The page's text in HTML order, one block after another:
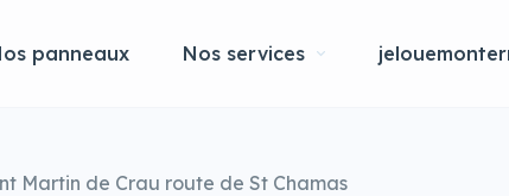
panneaux Nos services
Martin de Crau route de St Chamas